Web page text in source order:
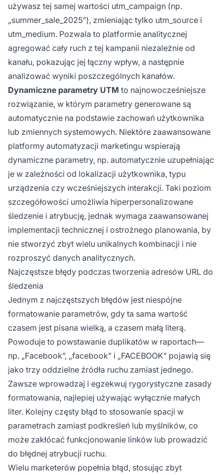
używasz tej samej wartości utm_campaign (np.
„summer_sale_2025”), zmieniając tylko utm_source i
utm_medium. Pozwala to platformie analitycznej
agregować cały ruch z tej kampanii niezależnie od
kanału, pokazując jej łączny wpływ, a następnie
analizować wyniki poszczególnych kanałów.
Dynamiczne parametry UTM to najnowocześniejsze
rozwiązanie, w którym parametry generowane są
automatycznie na podstawie zachowań użytkownika
lub zmiennych systemowych. Niektóre zaawansowane
platformy automatyzacji marketingu wspierają
dynamiczne parametry, np. automatycznie uzupełniając
je w zależności od lokalizacji użytkownika, typu
urządzenia czy wcześniejszych interakcji. Taki poziom
szczegółowości umożliwia hiperpersonalizowane
śledzenie i atrybucję, jednak wymaga zaawansowanej
implementacji technicznej i ostrożnego planowania, by
nie stworzyć zbyt wielu unikalnych kombinacji i nie
rozproszyć danych analitycznych.
Najczęstsze błędy podczas tworzenia adresów URL do
śledzenia
Jednym z najczęstszych błędów jest niespójne
formatowanie parametrów, gdy ta sama wartość
czasem jest pisana wielką, a czasem małą literą.
Powoduje to powstawanie duplikatów w raportach—
np. „Facebook”, „facebook” i „FACEBOOK” pojawią się
jako trzy oddzielne źródła ruchu zamiast jednego.
Zawsze wprowadzaj i egzekwuj rygorystyczne zasady
formatowania, najlepiej używając wyłącznie małych
liter. Kolejny częsty błąd to stosowanie spacji w
parametrach zamiast podkreśleń lub myślników, co
może zakłócać funkcjonowanie linków lub prowadzić
do błędnej atrybucji ruchu.
Wielu marketerów popełnia błąd, stosując zbyt